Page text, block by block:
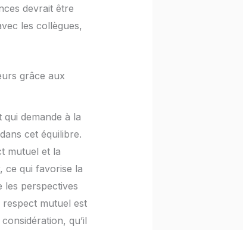
devrait être
les collègues,
grâce aux
demande à la
cet équilibre.
mutuel et la
ce qui favorise la
les perspectives
respect mutuel est
qu’il